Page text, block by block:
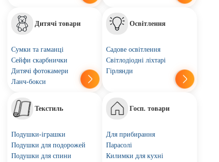
Дитячі товари
Сумки та гаманці
Сейфи скарбнички
Дитячі фотокамери
Ланч-бокси
Освітлення
Садове освітлення
Світлодіодні ліхтарі
Гірлянди
Текстиль
Подушки-іграшки
Подушки для подорожей
Подушки для спини
Госп. товари
Для прибирання
Парасолі
Килимки для кухні